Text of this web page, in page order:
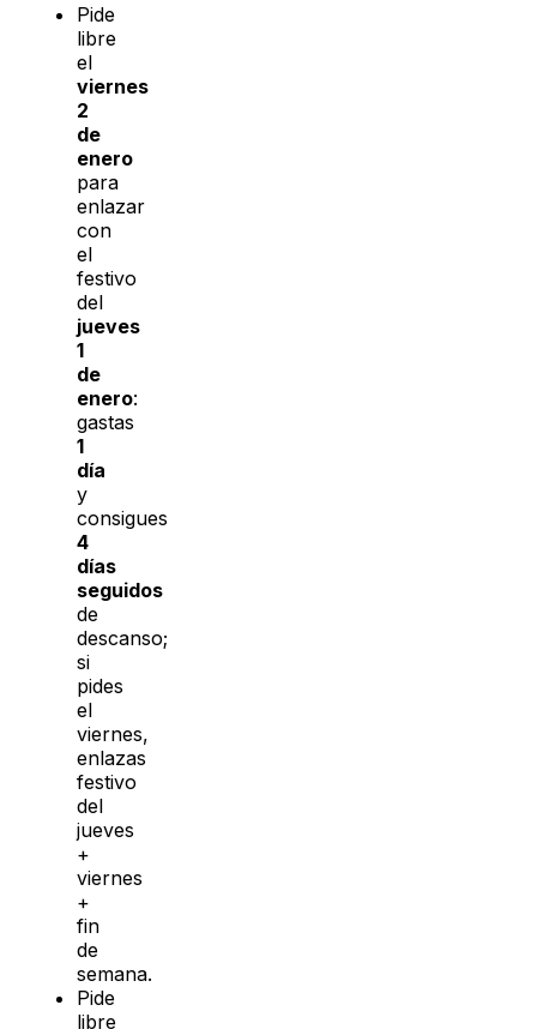
Pide
libre
el
viernes
2
de
enero
para
enlazar
con
el
festivo
del
jueves
1
de
enero:
gastas
1
día
y
consigues
4
días
seguidos
de
descanso;
si
pides
el
viernes,
enlazas
festivo
del
jueves
+
viernes
+
fin
de
semana.
Pide
libre